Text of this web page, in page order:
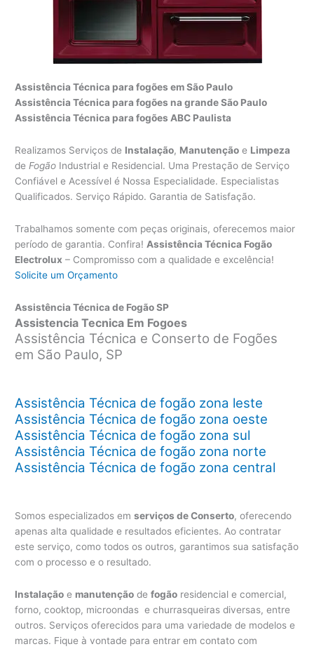
Assistência Técnica para fogões em São Paulo
Assistência Técnica para fogões na grande São Paulo
Assistência Técnica para fogões ABC Paulista
Realizamos Serviços de Instalação, Manutenção e Limpeza
de Fogão Industrial e Residencial. Uma Prestação de Serviço
Confiável e Acessível é Nossa Especialidade. Especialistas
Qualificados. Serviço Rápido. Garantia de Satisfação.
Trabalhamos somente com peças originais, oferecemos maior
período de garantia. Confira! Assistência Técnica Fogão
Electrolux – Compromisso com a qualidade e excelência!
Solicite um Orçamento
Assistência Técnica de Fogão SP
Assistencia Tecnica Em Fogoes
Assistência Técnica e Conserto de Fogões
em São Paulo, SP
Assistência Técnica de fogão zona leste
Assistência Técnica de fogão zona oeste
Assistência Técnica de fogão zona sul
Assistência Técnica de fogão zona norte
Assistência Técnica de fogão zona central
Somos especializados emserviços de Conserto, oferecendo
apenas alta qualidade e resultados eficientes. Ao contratar
este serviço, como todos os outros, garantimos sua satisfação
com o processo e o resultado.
Instalação e manutenção defogão residencial e comercial,
forno, cooktop, microondas e churrasqueiras diversas, entre
outros. Serviços oferecidos para uma variedade de modelos e
marcas. Fique à vontade para entrar em contato com